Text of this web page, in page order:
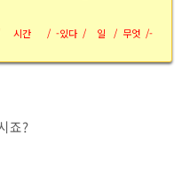
간 / -있다 / 일 / 무엇 /-
죠?